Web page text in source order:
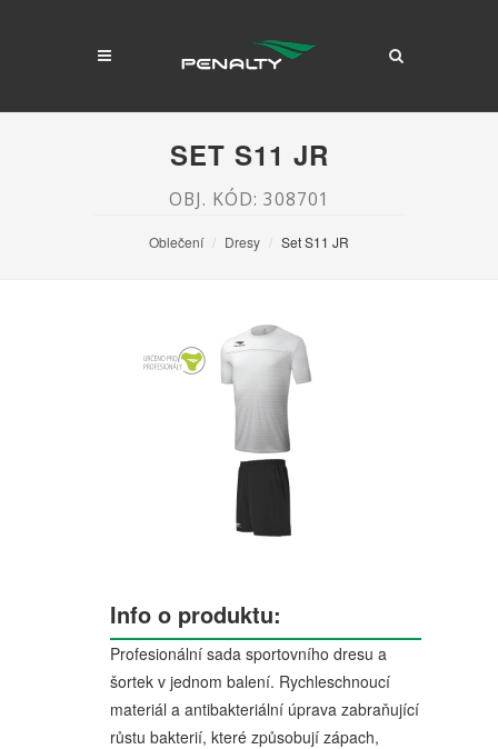
SET S11 JR
OBJ. KÓD: 308701
Oblečení Dresy Set S11 JR
Info o produktu:
Profesionální sada sportovního dresu a
šortek v jednom balení. Rychleschnoucí
materiál a antibakteriální úprava zabraňující
růstu bakterií, které způsobují zápach,